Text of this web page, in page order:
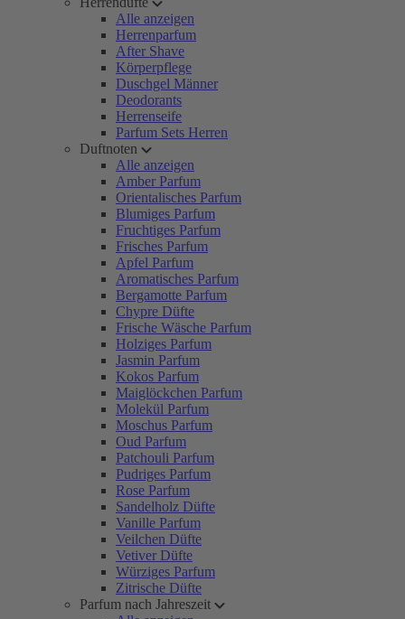
Alle anzeigen
Herrenparfum
After Shave
Körperpflege
Duschgel Männer
Deodorants
Herrenseife
Parfum Sets Herren
Duftnoten
Alle anzeigen
Amber Parfum
Orientalisches Parfum
Blumiges Parfum
Fruchtiges Parfum
Frisches Parfum
Apfel Parfum
Aromatisches Parfum
Bergamotte Parfum
Chypre Düfte
Frische Wäsche Parfum
Holziges Parfum
Jasmin Parfum
Kokos Parfum
Maiglöckchen Parfum
Molekül Parfum
Moschus Parfum
Oud Parfum
Patchouli Parfum
Pudriges Parfum
Rose Parfum
Sandelholz Düfte
Vanille Parfum
Veilchen Düfte
Vetiver Düfte
Würziges Parfum
Zitrische Düfte
Parfum nach Jahreszeit